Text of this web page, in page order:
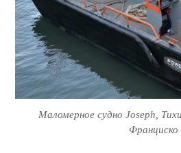
Маломерное судно Joseph,
Франциско